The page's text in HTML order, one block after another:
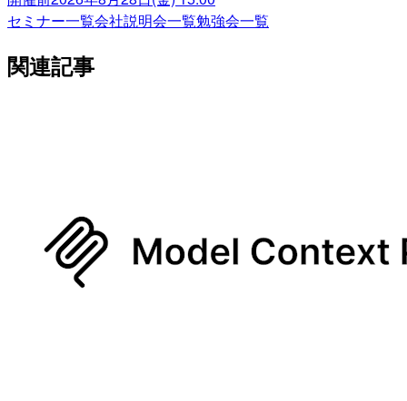
セミナー一覧会社説明会一覧勉強会一覧
関連記事